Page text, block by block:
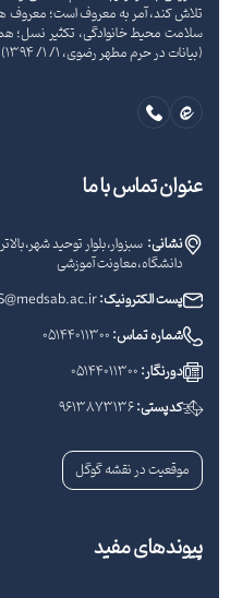
تلاش کند، آمر به معروف است؛ معروف
سلامت محیط خانوادگی، تکثیر نسل؛
(بیانات در حرم مطهر رضوی، 1/ 1/ 1394)
عنوان تماس با ما
نشانی:سبزوار،بلوار توحید
دانشگاه،معاونت آموزشی
پست الکترونیک:
شماره تماس:05144011300
دورنگار:05144011300
کدپستی:9613873136
موقعیت در نقشه گوگل
پیوندهای مفید